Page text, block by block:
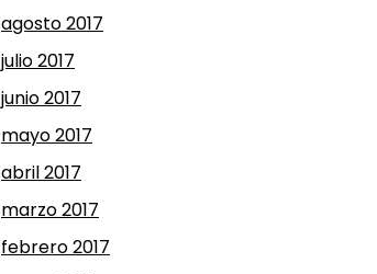
agosto 2017
julio 2017
junio 2017
mayo 2017
abril 2017
marzo 2017
febrero 2017